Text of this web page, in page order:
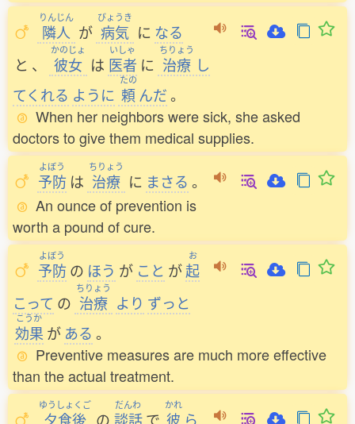
りんじん
隣人 が
びょうき
病気 に なる
と 、
かのじょ
彼女 は
いしゃ
医者 に
ちりょう
治療 し
てくれる ように
たの
頼んだ。
When her neighbors were sick, she asked
doctors to give them medical supplies.
よぼう
予防 は
ちりょう
治療 に まさる 。
An ounce of prevention is
worth a pound of cure.
よぼう
予防 の ほう が こと が
お
起
こって の
ちりょう
治療 より ずっと
こうか
効果 が ある 。
Preventive measures are much more effective
than the actual treatment.
ゆうしょくご
夕食後 の
だんわ
談話 で
かれ
彼 ら